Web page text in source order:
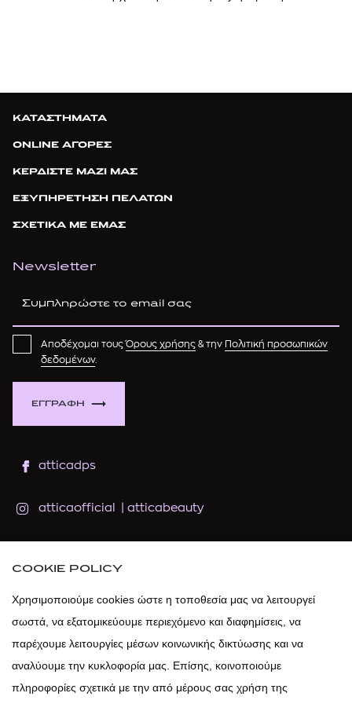
ΚΑΤΑΣΤΗΜΑΤΑ
ONLINE ΑΓΟΡΕΣ
ΚΕΡΔΙΣΤΕ ΜΑΖΙ ΜΑΣ
ΕΞΥΠΗΡΕΤΗΣΗ ΠΕΛΑΤΩΝ
ΣΧΕΤΙΚΑ ΜΕ ΕΜΑΣ
Newsletter
ΕΓΓΡΑΦΗ
Αποδέχομαι τουςΌρους χρήσης & την Πολιτική προσωπικών
δεδομένων.
atticadps
atticaofficial atticabeauty
atticadps
COOKIE POLICY
Χρησιμοποιούμε cookies ώστε η τοποθεσία μας να λειτουργεί
σωστά, να εξατομικεύουμε περιεχόμενο και διαφημίσεις, να
παρέχουμε λειτουργίες μέσων κοινωνικής δικτύωσης και να
αναλύουμε την κυκλοφορία μας. Επίσης, κοινοποιούμε
πληροφορίες σχετικά με την από μέρους σας χρήση της